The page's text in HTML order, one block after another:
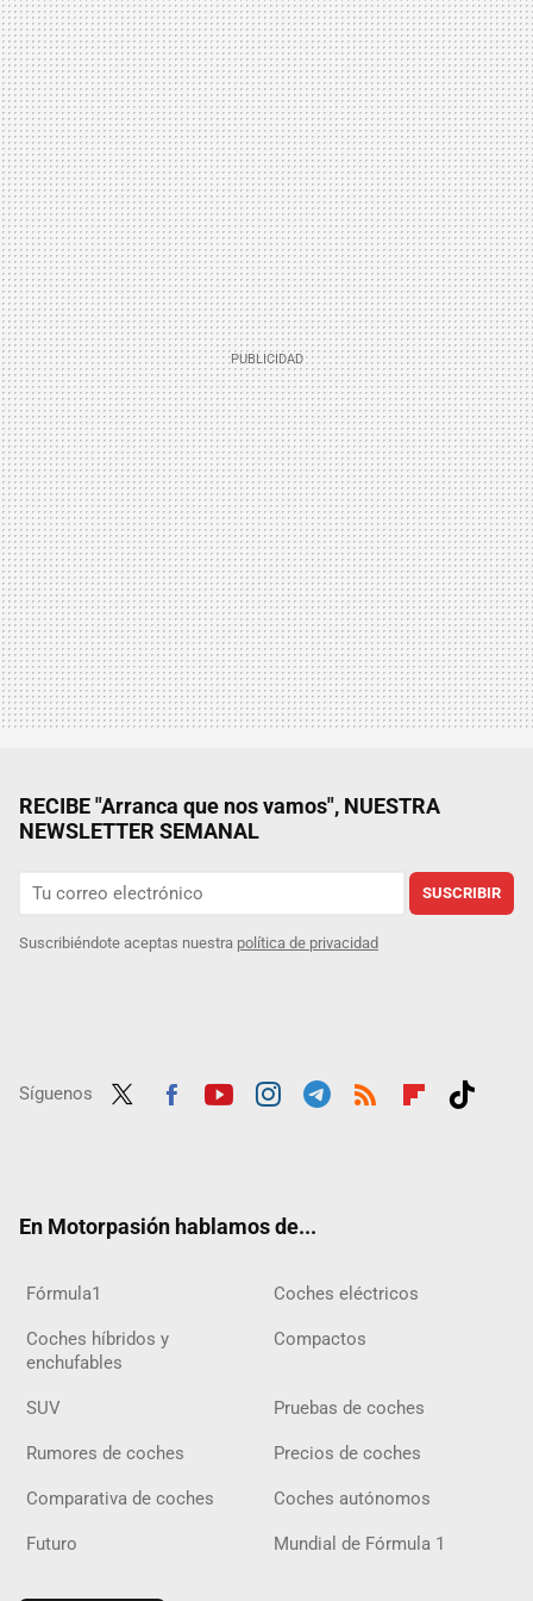
RECIBE "Arranca que nos vamos", NUESTRA
NEWSLETTER SEMANAL
SUSCRIBIR
Suscribiéndote aceptas nuestra política de privacidad
Síguenos
En Motorpasión hablamos de...
Fórmula1 Coches eléctricos
Coches híbridos y
enchufables
Compactos
SUV Pruebas de coches
Rumores de coches Precios de coches
Comparativa de coches Coches autónomos
Futuro Mundial de Fórmula 1